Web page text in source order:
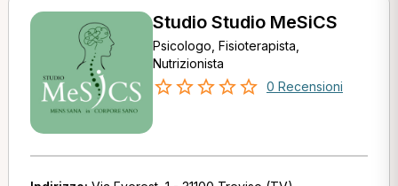
Studio Studio MeSiCS
Psicologo, Fisioterapista,
Nutrizionista
0 Recensioni